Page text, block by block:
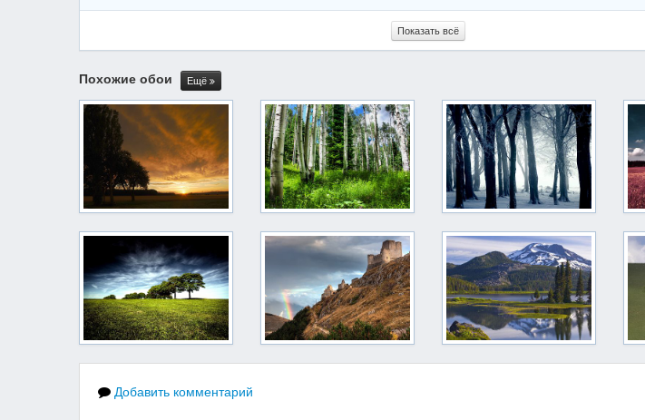
Показать всё
Похожие обои Ещё
Добавить комментарий